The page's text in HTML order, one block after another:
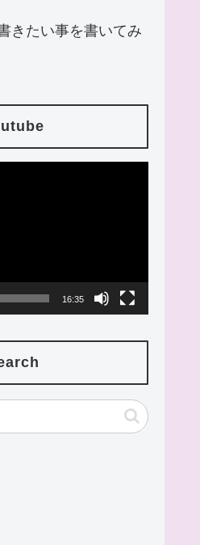
きたい事を書いてみ
16:35